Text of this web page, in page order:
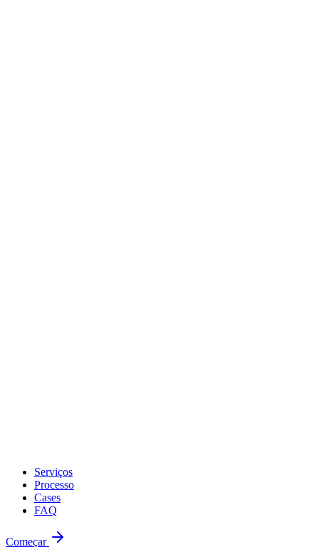
Serviços
Processo
Cases
FAQ
Começar